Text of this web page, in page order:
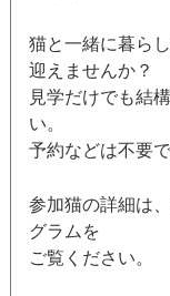
猫と一緒に暮ら
迎えませんか？
見学だけでも結
い。
予約などは不要で
参加猫の詳細は
グラムを
ご覧ください。